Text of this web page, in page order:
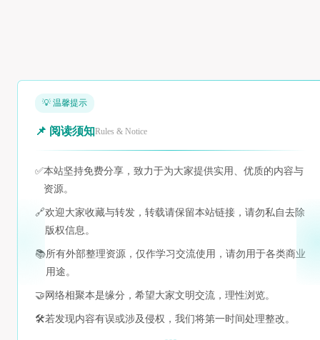
💡 温馨提示
📌 阅读须知Rules & Notice
✅本站坚持免费分享，致力于为大家提供实用、优质的内容与
资源。
🔗欢迎大家收藏与转发，转载请保留本站链接，请勿私自去除
版权信息。
📚所有外部整理资源，仅作学习交流使用，请勿用于各类商业
用途。
🤝 网络相聚本是缘分，希望大家文明交流，理性浏览。
🛠️若发现内容有误或涉及侵权，我们将第一时间处理整改。